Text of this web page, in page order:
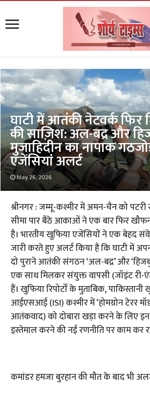
घाटी में आतंकी नेटवर्क फिर
की साज़िश: अल-बद्र और
मुजाहिदीन का नापाक
एजेंसियां अलर्ट
May 26, 2026
श्रीनगर : जम्मू-कश्मीर में अमन-चैन को
सीमा पार बैठे आकाओं ने एक बार फिर
है। भारतीय खुफिया एजेंसियों ने एक बेहद
जारी करते हुए अलर्ट किया है कि घाटी में
दो पुराने आतंकी संगठन ‘अल-बद्र’ और
एक साथ मिलकर संयुक्त वापसी (जॉइंट री-
हैं। खुफिया रिपोर्टों के मुताबिक,
आईएसआई (ISI) कश्मीर में ‘होमग्रोन टेरर
आतंकवाद) को दोबारा खड़ा करने के लिए
इस्तेमाल करने की नई रणनीति पर काम कर
कमांडर हमजा बुरहान की मौत के बाद भी